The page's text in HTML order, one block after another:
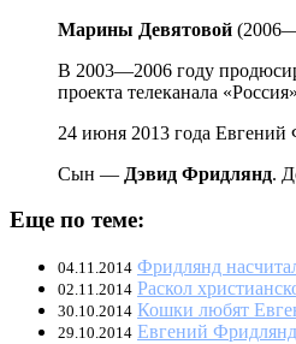
Марины Девятовой
В 2003—2006 году
проекта телеканала
24 июня 2013 года Евгений
Сын — Дэвид Фридлянд.
Еще по теме:
04.11.2014 Фридлянд
02.11.2014 Раскол
30.10.2014 Кошки любят
29.10.2014 Евгений